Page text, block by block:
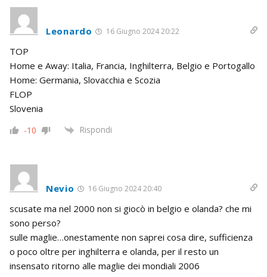
Leonardo 16 Giugno 2024 20:22
TOP
Home e Away: Italia, Francia, Inghilterra, Belgio e Portogallo
Home: Germania, Slovacchia e Scozia
FLOP
Slovenia
-10 Rispondi
Nevio 16 Giugno 2024 20:40
scusate ma nel 2000 non si giocò in belgio e olanda? che mi
sono perso?
sulle maglie…onestamente non saprei cosa dire, sufficienza
o poco oltre per inghilterra e olanda, per il resto un
insensato ritorno alle maglie dei mondiali 2006